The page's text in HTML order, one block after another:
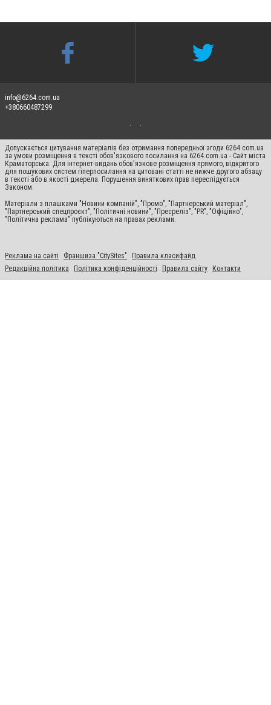
info@6264.com.ua
+380660487299
Допускається цитування матеріалів без отримання попередньої згоди 6264.com.ua
за умови розміщення в тексті обов'язкового посилання на 6264.com.ua - Сайт міста
Краматорська. Для інтернет-видань обов'язкове розміщення прямого, відкритого
для пошукових систем гіперпосилання на цитовані статті не нижче другого абзацу
в тексті або в якості джерела. Порушення виняткових прав переслідується
Законом.
Матеріали з плашками "Новини компаній", "Промо", "Партнерський матеріал",
"Партнерський спецпроєкт", "Політичні новини", "Пресреліз", "PR", "Офіційно",
"Політична реклама" публікуються на правах реклами.
Реклама на сайті Франшиза "CitySites"
Правила класифайд
Редакційна політика
Політика конфіденційності Правила сайту Контакти